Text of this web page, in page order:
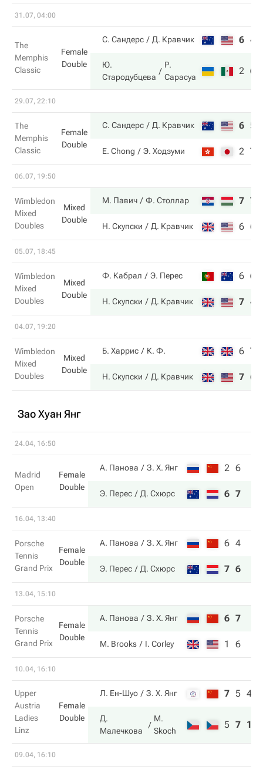
31.07, 04:00
The
Memphis
Classic
Female
Double
С. Сандерс Д. Кравчик 6 4
Ю.
Стародубцева
Р.
Сарасуа
2 6
29.07, 22:10
The
Memphis
Classic
Female
Double
С. Сандерс Д. Кравчик 6 5
E. Chong Э. Ходзуми 2 7
06.07, 19:50
Wimbledon
Mixed
Doubles
Mixed
Double
М. Павич Ф. Столлар 7 7
Н. Скупски Д. Кравчик 6 6
05.07, 18:45
Wimbledon
Mixed
Doubles
Mixed
Double
Ф. Кабрал Э. Перес 6 6
Н. Скупски Д. Кравчик 7 4
04.07, 19:20
Wimbledon
Mixed
Doubles
Mixed
Double
Б. Харрис К. Ф. 6 7
Н. Скупски Д. Кравчик 7 6
Зао Хуан Янг
24.04, 16:50
Madrid
Open
Female
Double
А. Панова З. Х. Янг 2 6
Э. Перес Д. Схюрс 6 7
16.04, 13:40
Porsche
Tennis
Grand Prix
Female
Double
А. Панова З. Х. Янг 6 4
Э. Перес Д. Схюрс 7 6
13.04, 15:10
Porsche
Tennis
Grand Prix
Female
Double
А. Панова З. Х. Янг 6 7
M. Brooks I. Corley 1 6
10.04, 16:10
Upper
Austria
Ladies
Linz
Female
Double
Л. Ен-Шуо З. Х. Янг 7 5 4
Д.
Малечкова
M.
Skoch
5 7 10
09.04, 16:10